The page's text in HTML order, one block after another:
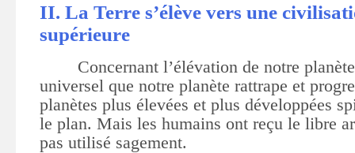
II. La Terre s’élève vers une
supérieure
Concernant l’élévation de notre
universel que notre planète rattrape et
planètes plus élevées et plus développées
le plan. Mais les humains ont reçu le libre
pas utilisé sagement.